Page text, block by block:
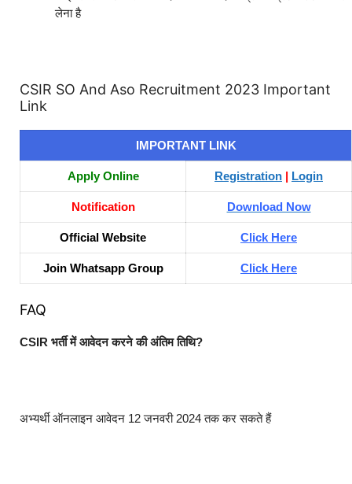
लेना है
CSIR SO And Aso Recruitment 2023 Important
Link
IMPORTANT LINK
Apply Online Registration | Login
Notification Download Now
Official Website Click Here
Join Whatsapp Group Click Here
FAQ
CSIR भर्ती में आवेदन करने की अंतिम तिथि?
अभ्यर्थी ऑनलाइन आवेदन 12 जनवरी 2024 तक कर सकते हैं